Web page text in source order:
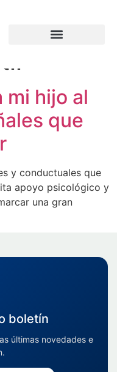
mi hijo al
que
y conductuales que
apoyo psicológico y
una gran
boletín
últimas novedades e